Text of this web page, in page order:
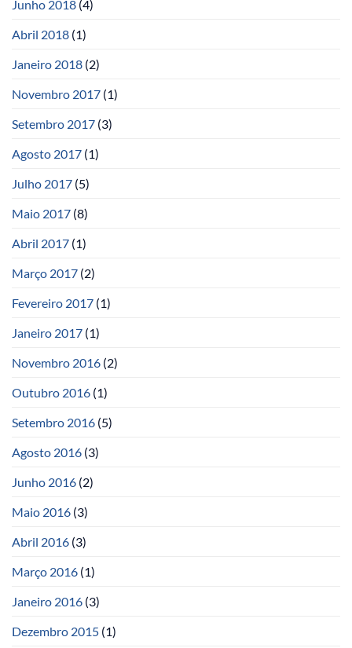
Junho 2018 (4)
Abril 2018 (1)
Janeiro 2018 (2)
Novembro 2017 (1)
Setembro 2017 (3)
Agosto 2017 (1)
Julho 2017 (5)
Maio 2017 (8)
Abril 2017 (1)
Março 2017 (2)
Fevereiro 2017 (1)
Janeiro 2017 (1)
Novembro 2016 (2)
Outubro 2016 (1)
Setembro 2016 (5)
Agosto 2016 (3)
Junho 2016 (2)
Maio 2016 (3)
Abril 2016 (3)
Março 2016 (1)
Janeiro 2016 (3)
Dezembro 2015 (1)